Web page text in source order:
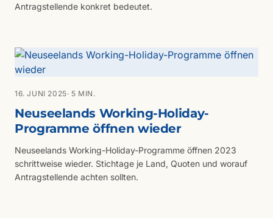
Antragstellende konkret bedeutet.
16. JUNI 2025· 5 MIN.
Neuseelands Working-Holiday-
Programme öffnen wieder
Neuseelands Working-Holiday-Programme öffnen 2023
schrittweise wieder. Stichtage je Land, Quoten und worauf
Antragstellende achten sollten.